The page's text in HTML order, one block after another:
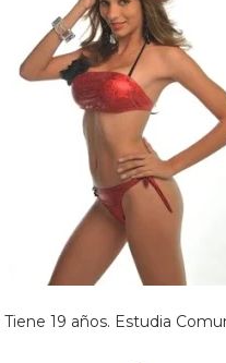
Tiene 19 años. Estudia